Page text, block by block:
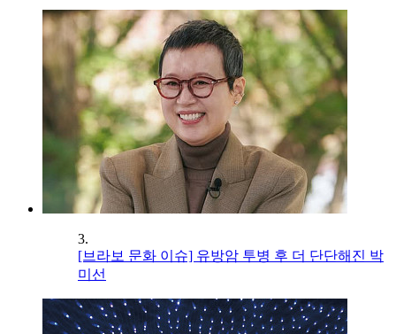
3.
[브라보 문화 이슈] 유방암 투병 후 더 단단해진 박
미선